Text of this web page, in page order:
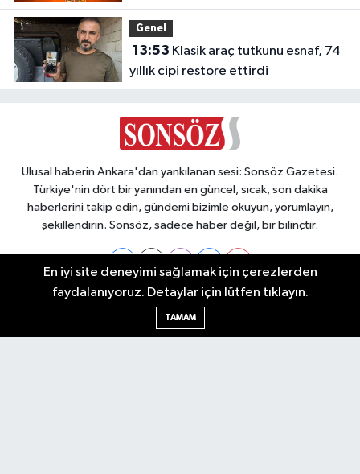
görecek
Genel
13:53
yıllık cipi restore ettirdi
Ulusal haberin Ankara'dan yankılanan sesi: Sonsöz Gazetesi.
Türkiye'nin dört bir yanından en güncel, sıcak, son dakika
haberlerini takip edin, gündemi bizimle okuyun, yorumlayın,
şekillendirin. Sonsöz, sadece haber değil, bir bilinçtir.
Ankara Nöbetçi Eczaneler
En iyi site deneyimi sağlamak için çerezlerden
faydalanıyoruz. Detaylar için lütfen tıklayın.
TAMAM